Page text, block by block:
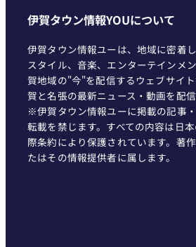
伊賀タウン情報YOUについて
伊賀タウン情報ユーは、地域に密着
スタイル、音楽、エンターテインメ
賀地域の"今"を配信するウェブサイ
賀と名張の最新ニュース・動画を配信
※伊賀タウン情報ユーに掲載の記事
転載を禁じます。すべての内容は日
際条約により保護されています。著
たはその情報提供者に属します。